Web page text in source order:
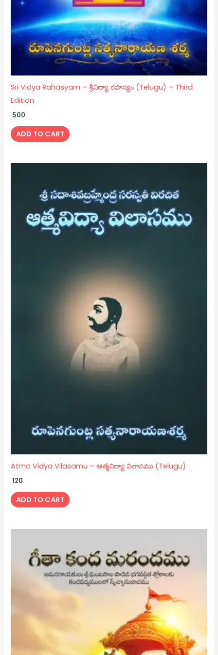
Sri Vidya Rahasyam – శ్రీవిద్యా రహస్యం (Telugu) – Third
Edition
500
ADD TO CART
Atma Vidya Vilasamu – ఆత్మవిద్యా విలాసము (Telugu)
120
ADD TO CART